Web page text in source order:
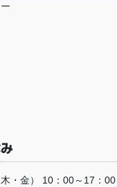
・金） 10：00～17：00